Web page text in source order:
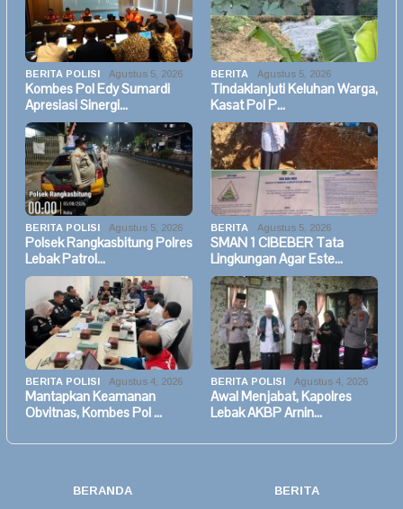
BERITA POLISI Agustus 5, 2026
Kombes Pol Edy Sumardi
Apresiasi Sinergi…
BERITA Agustus 5, 2026
Tindaklanjuti Keluhan Warga,
Kasat Pol P…
BERITA POLISI Agustus 5, 2026
Polsek Rangkasbitung Polres
Lebak Patrol…
BERITA Agustus 5, 2026
SMAN 1 CIBEBER Tata
Lingkungan Agar Este…
BERITA POLISI Agustus 4, 2026
Mantapkan Keamanan
Obvitnas, Kombes Pol …
BERITA POLISI Agustus 4, 2026
Awal Menjabat, Kapolres
Lebak AKBP Arnin…
BERANDA
BERITA